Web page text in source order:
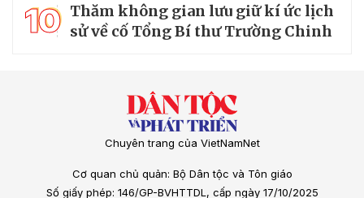
10 Thăm không gian lưu giữ kí ức lịch
sử về cố Tổng Bí thư Trường Chinh
Chuyên trang của VietNamNet
Cơ quan chủ quản: Bộ Dân tộc và Tôn giáo
Số giấy phép: 146/GP-BVHTTDL, cấp ngày 17/10/2025